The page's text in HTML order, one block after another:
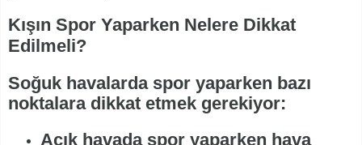
Kışın Spor Yaparken Nelere Dikkat
Edilmeli?
Soğuk havalarda spor yaparken bazı
noktalara dikkat etmek gerekiyor:
Açık havada spor yaparken hava